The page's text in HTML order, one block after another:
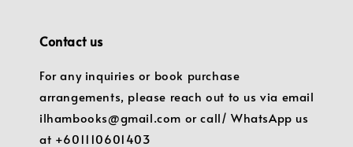
Contact us
For any inquiries or book purchase
arrangements, please reach out to us via email
ilhambooks@gmail.com or call/ WhatsApp us
at +601110601403